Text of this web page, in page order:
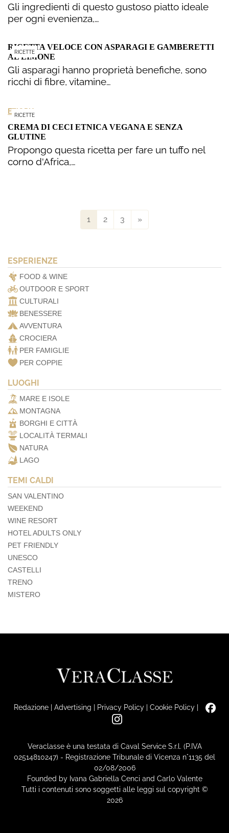
Gli ingredienti di questo gustoso piatto ideale
per ogni evenienza,…
RICETTE
RICETTA VELOCE CON ASPARAGI E GAMBERETTI
AL LIMONE
Gli asparagi hanno proprietà benefiche, sono
ricchi di fibre, vitamine…
RICETTE
ETIOPIA
CREMA DI CECI ETNICA VEGANA E SENZA
GLUTINE
Propongo questa ricetta per fare un tuffo nel
corno d'Africa,…
1 2 3 »
ESPERIENZE
FOOD & WINE
OUTDOOR E SPORT
CULTURALI
BENESSERE
AVVENTURA
CROCIERA
PER FAMIGLIE
PER COPPIE
LUOGHI
MARE E ISOLE
MONTAGNA
BORGHI E CITTÀ
LOCALITÀ TERMALI
NATURA
LAGO
TEMI CALDI
SAN VALENTINO
WEEKEND
WINE RESORT
HOTEL ADULTS ONLY
PET FRIENDLY
UNESCO
CASTELLI
TRENO
MISTERO
Redazione| Advertising | Privacy Policy| Cookie Policy|
Veraclasse è una testata di Caval Service S.r.l. (P.IVA
02514810247) - Registrazione Tribunale di Vicenza n°1135 del
02/08/2006
Founded by Ivana Gabriella Cenci and Carlo Valente
Tutti i contenuti sono soggetti alle leggi sul copyright ©
2026